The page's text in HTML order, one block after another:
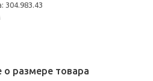
304.983.43
о размере товара